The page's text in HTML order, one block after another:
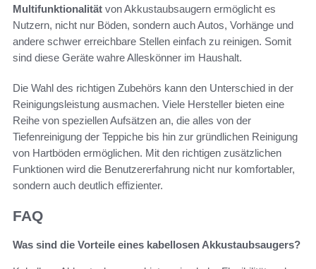
Multifunktionalität von Akkustaubsaugern ermöglicht es
Nutzern, nicht nur Böden, sondern auch Autos, Vorhänge und
andere schwer erreichbare Stellen einfach zu reinigen. Somit
sind diese Geräte wahre Alleskönner im Haushalt.
Die Wahl des richtigen Zubehörs kann den Unterschied in der
Reinigungsleistung ausmachen. Viele Hersteller bieten eine
Reihe von speziellen Aufsätzen an, die alles von der
Tiefenreinigung der Teppiche bis hin zur gründlichen Reinigung
von Hartböden ermöglichen. Mit den richtigen zusätzlichen
Funktionen wird die Benutzererfahrung nicht nur komfortabler,
sondern auch deutlich effizienter.
FAQ
Was sind die Vorteile eines kabellosen Akkustaubsaugers?